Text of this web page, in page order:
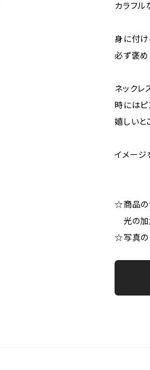
カラフル
身に付け
必ず褒め
ネックレ
時にはピ
嬉しいと
イメージ
☆商品の
光の加
☆写真の